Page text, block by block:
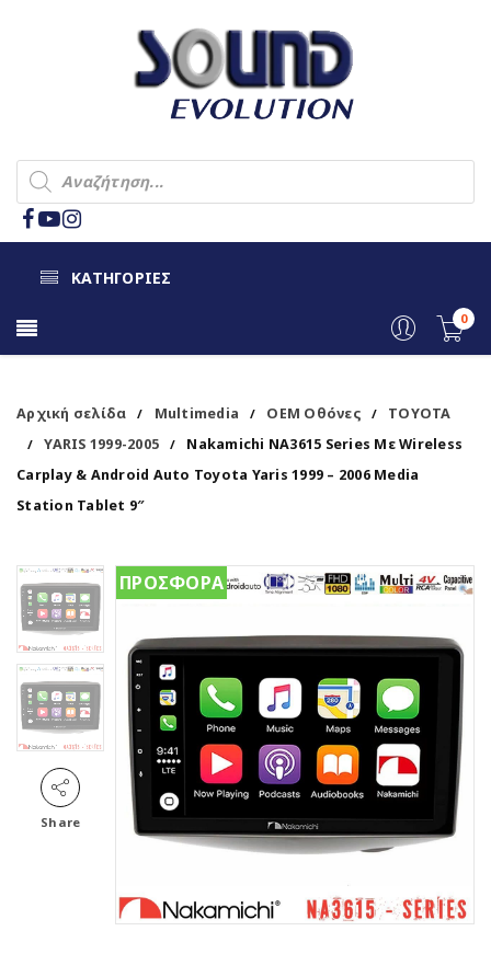
ΚΑΤΗΓΟΡΙΕΣ
0
Αρχική σελίδα / Multimedia / OEM Οθόνες / TOYOTA
/ YARIS 1999-2005 /
Nakamichi NA3615 Series Με Wireless
Carplay & Android Auto Toyota Yaris 1999 – 2006 Media
Station Tablet 9″
Share
ΠΡΟΣΦΟΡΑ